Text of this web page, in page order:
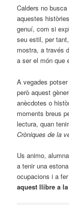
Calders no
aquestes
genuí, com si
seu estil, per
mostra, a través
a ser el món que
A vegades
però aquest
anècdotes o
moments breus
lectura, quan
Cròniques de la
Us animo,
a tenir una
ocupacions i a
aquest llibre a